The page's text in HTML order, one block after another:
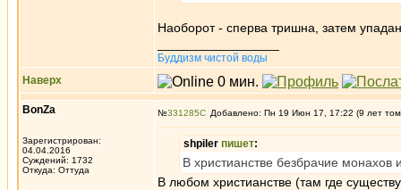
Наоборот - сперва тришна, затем
Буддизм чистой воды
Наверх
BonZa
Зарегистрирован:
04.04.2016
Суждений: 1732
Откуда: Oттyдa
№331285 Добавлено: Пн 19 Июн 17, 17:22 (9 лет
shpiler пишет:
В христианстве безбрачие монахов
В любом христианстве (там где